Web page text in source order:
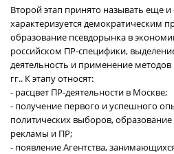
Второй этап принято называть еще
характеризуется демократическим
образование псевдорынка в
российском ПР-специфики,
деятельность и применение методов
гг.. К этапу относят:
- расцвет ПР-деятельности в Москве;
- получение первого и успешного
политических выборов,
рекламы и ПР;
- появление Агентства,